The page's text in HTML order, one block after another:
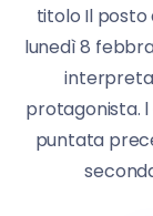
titolo Il posto
lunedì 8
protagonista. l
puntata